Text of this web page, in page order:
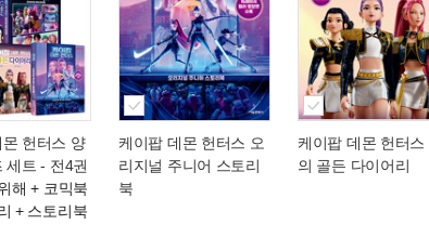
헌터스 양
세트 - 전4권
해 + 코믹북
+ 스토리북
케이팝 데몬 헌터스 오
리지널 주니어 스토리
북
케이팝 데몬 헌터스
의 골든 다이어리